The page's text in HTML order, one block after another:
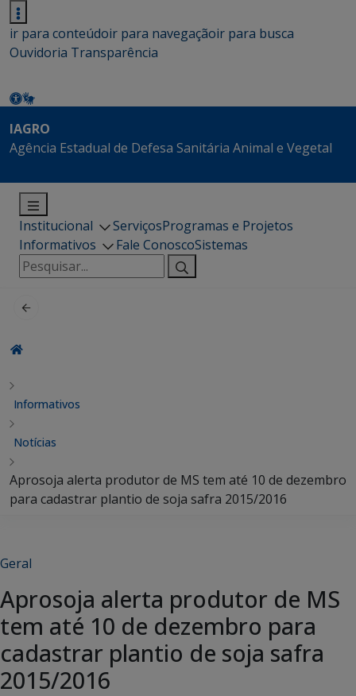
ir para conteúdoir para navegaçãoir para busca
Ouvidoria Transparência
IAGRO
Agência Estadual de Defesa Sanitária Animal e Vegetal
Institucional ServiçosProgramas e Projetos
Informativos
Fale ConoscoSistemas
Pesquisar
por:
Informativos
Notícias
Aprosoja alerta produtor de MS tem até 10 de dezembro
para cadastrar plantio de soja safra 2015/2016
Geral
Aprosoja alerta produtor de MS
tem até 10 de dezembro para
cadastrar plantio de soja safra
2015/2016